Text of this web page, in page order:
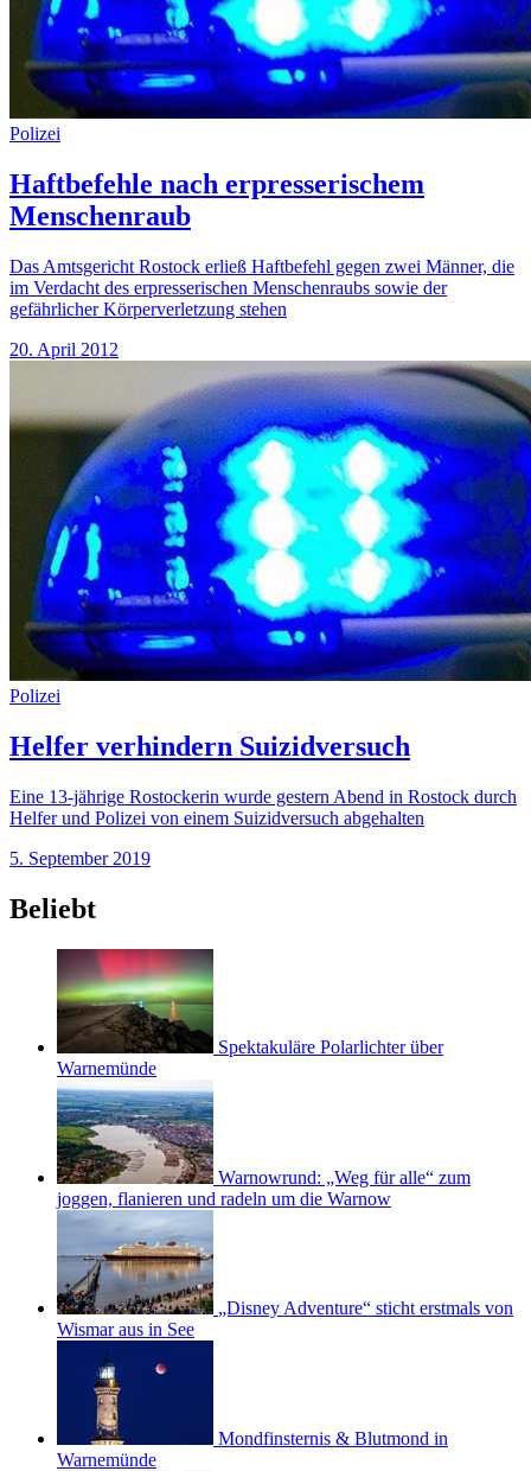
Polizei
Haftbefehle nach erpresserischem
Menschenraub
Das Amtsgericht Rostock erließ Haftbefehl gegen zwei Männer, die
im Verdacht des erpresserischen Menschenraubs sowie der
gefährlicher Körperverletzung stehen
20. April 2012
Polizei
Helfer verhindern Suizidversuch
Eine 13-jährige Rostockerin wurde gestern Abend in Rostock durch
Helfer und Polizei von einem Suizidversuch abgehalten
5. September 2019
Beliebt
Spektakuläre Polarlichter über
Warnemünde
Warnowrund: „Weg für alle“ zum
joggen, flanieren und radeln um die Warnow
„Disney Adventure“ sticht erstmals von
Wismar aus in See
Mondfinsternis & Blutmond in
Warnemünde